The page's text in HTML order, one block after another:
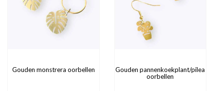
Gouden monstrera oorbellen
Gouden pannenkoekplant/pilea
oorbellen